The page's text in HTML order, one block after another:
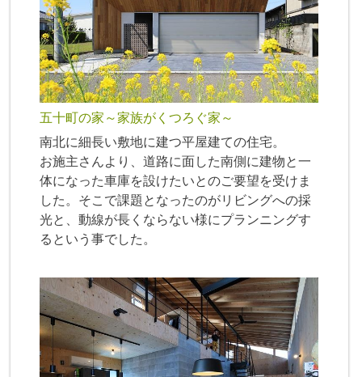
五十町の家～家族がくつろぐ家～
南北に細長い敷地に建つ平屋建ての住宅。
お施主さんより、道路に面した南側に建物と一
体になった車庫を設けたいとのご要望を受けま
した。そこで課題となったのがリビングへの採
光と、動線が長くならない様にプランニングす
るという事でした。